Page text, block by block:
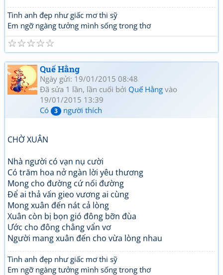
Tình anh đẹp như giấc mơ thi sỹ
Em ngỡ ngàng tưởng mình sống trong thơ
☆
☆
☆
☆
☆
Quế Hằng
Ngày gửi: 19/01/2015 08:48
Đã sửa 1 lần, lần cuối bởi Quế Hằng vào
19/01/2015 13:39
Có
3 người thích
CHỜ XUÂN
Nhà người có vạn nụ cười
Có trăm hoa nở ngàn lời yêu thương
Mong cho đường cứ nối đường
Để ai thả vấn gieo vương ai cùng
Mong xuân đến nát cả lòng
Xuân còn bị bọn gió đông bỡn đùa
Ước cho đông chẳng vẩn vơ
Người mang xuân đến cho vừa lòng nhau
Tình anh đẹp như giấc mơ thi sỹ
Em ngỡ ngàng tưởng mình sống trong thơ